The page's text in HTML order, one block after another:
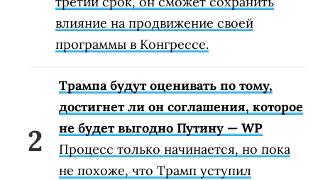
влияние на продвижение своей
программы в Конгрессе.
Трампа будут оценивать по тому,
достигнет ли он соглашения, которое
не будет выгодно Путину — WP
Процесс только начинается, но пока
не похоже, что Трамп уступил